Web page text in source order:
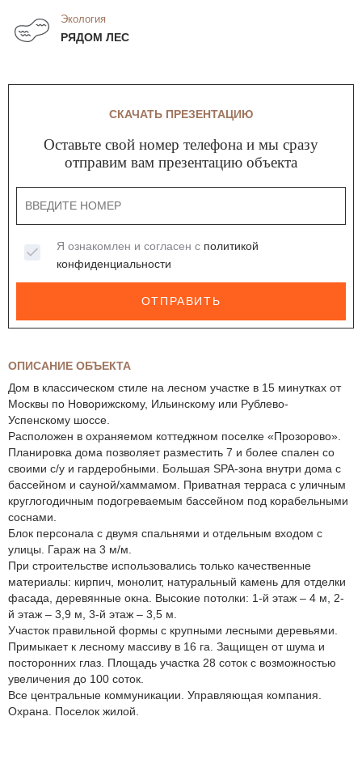
Экология
РЯДОМ ЛЕС
ОПИСАНИЕ ОБЪЕКТА
Дом в классическом стиле на лесном участке в 15 минутках от
Москвы по Новорижскому, Ильинскому или Рублево-
Успенскому шоссе.
Расположен в охраняемом коттеджном поселке «Прозорово».
Планировка дома позволяет разместить 7 и более спален со
своими с/у и гардеробными. Большая SPA-зона внутри дома с
бассейном и сауной/хаммамом. Приватная терраса с уличным
круглогодичным подогреваемым бассейном под корабельными
соснами.
Блок персонала с двумя спальнями и отдельным входом с
улицы. Гараж на 3 м/м.
При строительстве использовались только качественные
материалы: кирпич, монолит, натуральный камень для отделки
фасада, деревянные окна. Высокие потолки: 1-й этаж – 4 м, 2-
й этаж – 3,9 м, 3-й этаж – 3,5 м.
Участок правильной формы с крупными лесными деревьями.
Примыкает к лесному массиву в 16 га. Защищен от шума и
посторонних глаз. Площадь участка 28 соток с возможностью
увеличения до 100 соток.
Все центральные коммуникации. Управляющая компания.
Охрана. Поселок жилой.
СКАЧАТЬ ПРЕЗЕНТАЦИЮ
Оставьте свой номер телефона и мы сразу
отправим вам презентацию объекта
Я ознакомлен и согласен с политикой
конфиденциальности
ОТПРАВИТЬ